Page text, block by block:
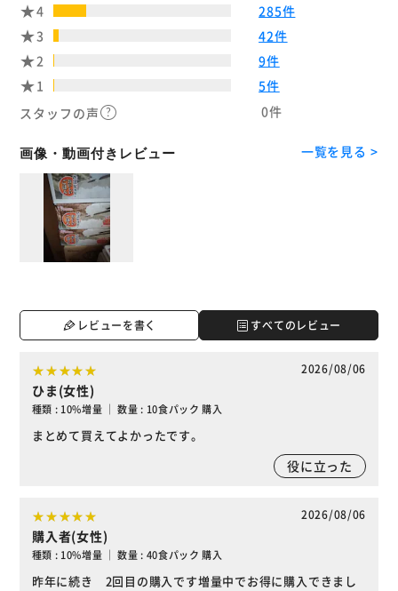
4
285件
3
42件
2
9件
1
5件
スタッフの声
0件
画像・動画付きレビュー 一覧を見る >
レビューを書く すべてのレビュー
2026/08/06
ひま(女性)
種類 : 10%増量 ｜ 数量 : 10食パック 購入
まとめて買えてよかったです。
役に立った
2026/08/06
購入者(女性)
種類 : 10%増量 ｜ 数量 : 40食パック 購入
昨年に続き 2回目の購入です増量中でお得に購入できまし